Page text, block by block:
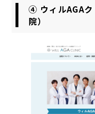
④ ウィルAGA
院）